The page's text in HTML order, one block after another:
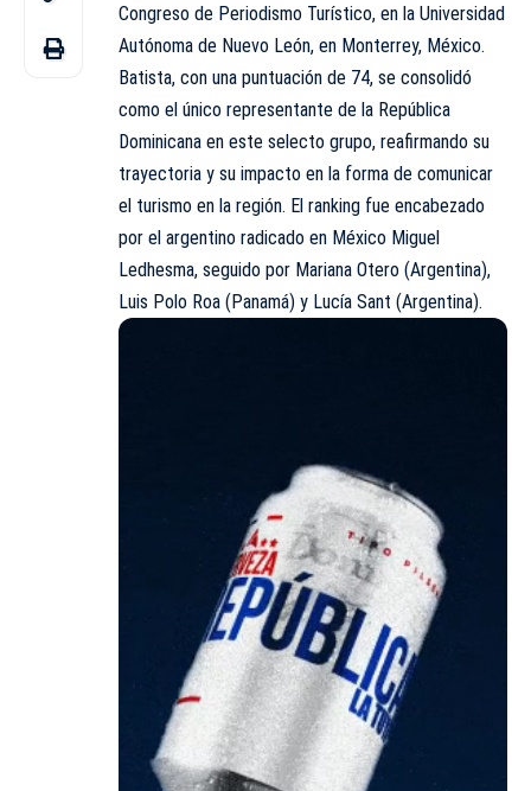
Congreso de Periodismo Turístico, en la Universidad
Autónoma de Nuevo León, en Monterrey, México.
Batista, con una puntuación de 74, se consolidó
como el único representante de la República
Dominicana en este selecto grupo, reafirmando su
trayectoria y su impacto en la forma de comunicar
el turismo en la región. El ranking fue encabezado
por el argentino radicado en México Miguel
Ledhesma, seguido por Mariana Otero (Argentina),
Luis Polo Roa (Panamá) y Lucía Sant (Argentina).